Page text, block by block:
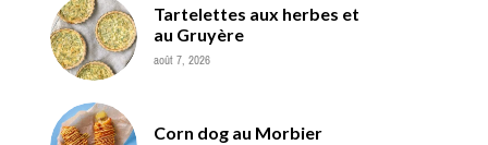
Tartelettes aux herbes et
au Gruyère
août 7, 2026
Corn dog au Morbier